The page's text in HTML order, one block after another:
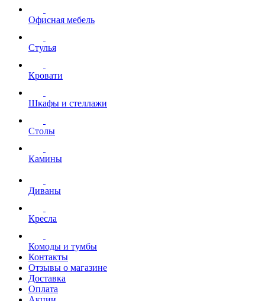
Офисная мебель
Стулья
Кровати
Шкафы и стеллажи
Столы
Камины
Диваны
Кресла
Комоды и тумбы
Контакты
Отзывы о магазине
Доставка
Оплата